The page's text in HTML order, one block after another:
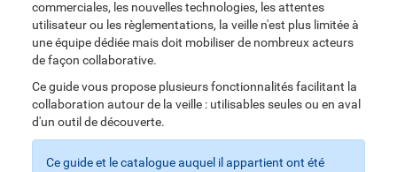
commerciales, les nouvelles technologies, les attentes
utilisateur ou les règlementations, la veille n'est plus limitée à
une équipe dédiée mais doit mobiliser de nombreux acteurs
de façon collaborative.
Ce guide vous propose plusieurs fonctionnalités facilitant la
collaboration autour de la veille : utilisables seules ou en aval
d'un outil de découverte.
Ce guide et le catalogue auquel il appartient ont été